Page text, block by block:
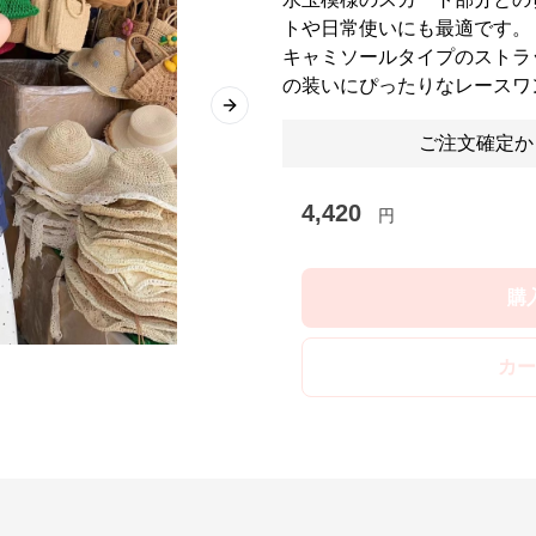
Next slide
トや日常使いにも最適です。
キャミソールタイプのスト
の装いにぴったりなレース
ご注文確定
4,420 円
カ